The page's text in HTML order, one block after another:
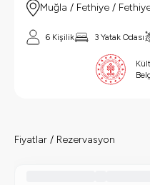
Muğla / Fethiye /
6 Kişilik 3 Yatak Odası
Fiyatlar / Rezervasyon